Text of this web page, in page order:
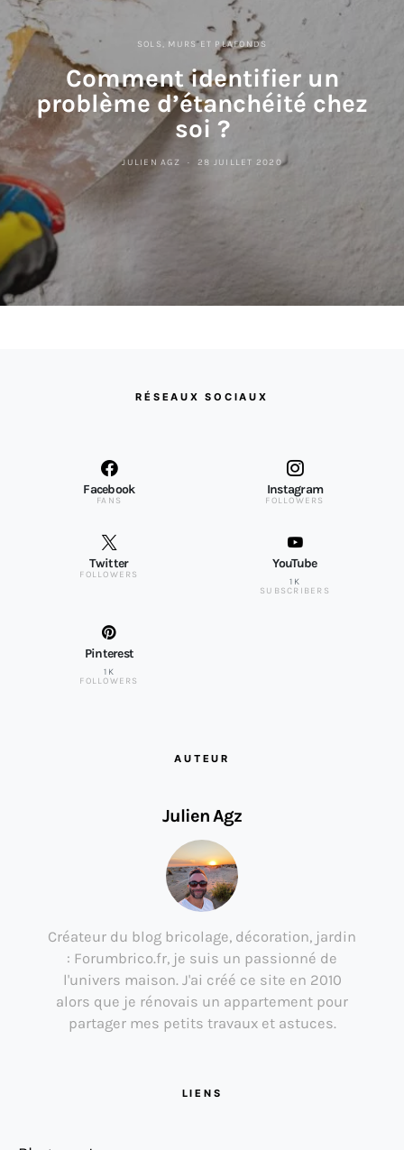
SOLS, MURS ET PLAFONDS
Comment identifier un
problème d’étanchéité chez
soi ?
JULIEN AGZ 28 JUILLET 2020
RÉSEAUX SOCIAUX
Facebook
FANS
Instagram
FOLLOWERS
Twitter
FOLLOWERS
YouTube
1K
SUBSCRIBERS
Pinterest
1K
FOLLOWERS
AUTEUR
Julien Agz
Créateur du blog bricolage, décoration, jardin
: Forumbrico.fr, je suis un passionné de
l'univers maison. J'ai créé ce site en 2010
alors que je rénovais un appartement pour
partager mes petits travaux et astuces.
LIENS